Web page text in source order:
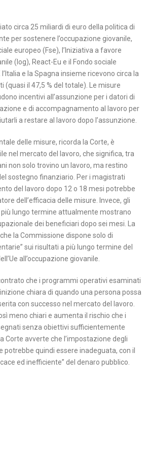
circa 25 miliardi di euro della politica di
per sostenere l’occupazione giovanile,
europeo (Fse), l’Iniziativa a favore
(Iog), React-Eu e il Fondo sociale
e la Spagna insieme ricevono circa la
il 47,5 % del totale). Le misure
incentivi all’assunzione per i datori di
e di accompagnamento al lavoro per
a restare al lavoro dopo l’assunzione.
delle misure, ricorda la Corte, è
nel mercato del lavoro, che significa, tra
non solo trovino un lavoro, ma restino
sostegno finanziario. Per i magistrati
del lavoro dopo 12 o 18 mesi potrebbe
dell’efficacia delle misure. Invece, gli
lungo termine attualmente mostrano
dei beneficiari dopo sei mesi. La
la Commissione dispone solo di
sui risultati a più lungo termine del
all’occupazione giovanile.
che i programmi operativi esaminati
chiara di quando una persona possa
con successo nel mercato del lavoro.
meno chiari e aumenta il rischio che i
senza obiettivi sufficientemente
Corte avverte che l’impostazione degli
potrebbe quindi essere inadeguata, con il
ed inefficiente” del denaro pubblico.